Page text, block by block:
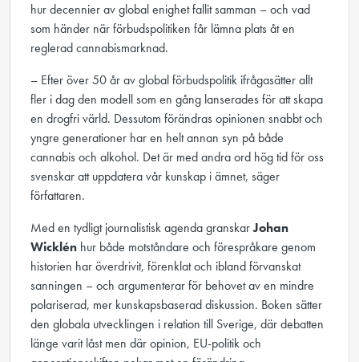
hur decennier av global enighet fallit samman – och vad
som händer när förbudspolitiken får lämna plats åt en
reglerad cannabismarknad.
– Efter över 50 år av global förbudspolitik ifrågasätter allt
fler i dag den modell som en gång lanserades för att skapa
en drogfri värld. Dessutom förändras opinionen snabbt och
yngre generationer har en helt annan syn på både
cannabis och alkohol. Det är med andra ord hög tid för oss
svenskar att uppdatera vår kunskap i ämnet, säger
författaren.
Med en tydligt journalistisk agenda granskarJohan
Wicklén hur både motståndare och förespråkare genom
historien har överdrivit, förenklat och ibland förvanskat
sanningen – och argumenterar för behovet av en mindre
polariserad, mer kunskapsbaserad diskussion. Boken sätter
den globala utvecklingen i relation till Sverige, där debatten
länge varit låst men där opinion, EU-politik och